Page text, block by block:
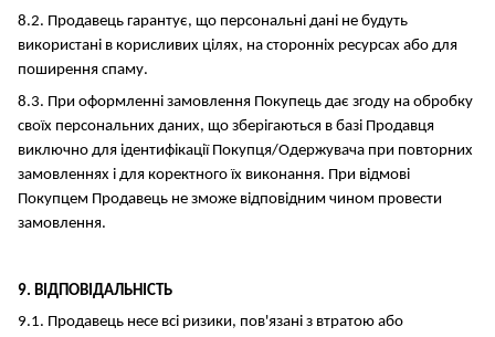
8.2. Продавець гарантує, що персональні дані не будуть
використані в корисливих цілях, на сторонніх ресурсах або для
поширення спаму.
8.3. При оформленні замовлення Покупець дає згоду на обробку
своїх персональних даних, що зберігаються в базі Продавця
виключно для ідентифікації Покупця/Одержувача при повторних
замовленнях і для коректного їх виконання. При відмові
Покупцем Продавець не зможе відповідним чином провести
замовлення.
9. ВІДПОВІДАЛЬНІСТЬ
9.1. Продавець несе всі ризики, пов'язані з втратою або